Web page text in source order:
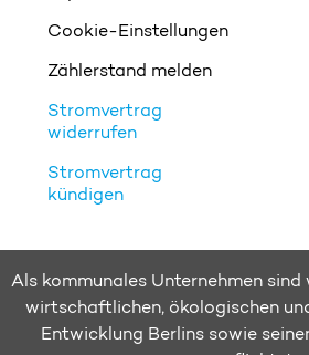
Cookie-Einstellungen
Zählerstand melden
Stromvertrag
widerrufen
Stromvertrag
kündigen
Als kommunales Unternehmen
wirtschaftlichen, ökologischen
Entwicklung Berlins sowie